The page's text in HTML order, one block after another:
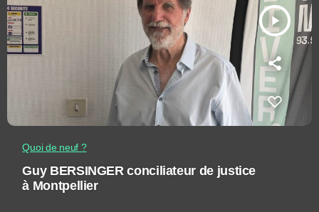
play_arrow
Quoi de neuf ?
Guy BERSINGER conciliateur de justice
à Montpellier